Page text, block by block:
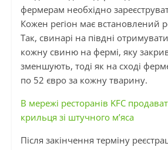
фермерам необхідно
Кожен регіон має встановлений
Так, свинарі на півдні
кожну свиню на фермі, яку
зменшують, тоді як на сході
по 52 євро за кожну тварину.
В мережі ресторанів KFC
крильця зі штучного м’яса
Після закінчення терміну